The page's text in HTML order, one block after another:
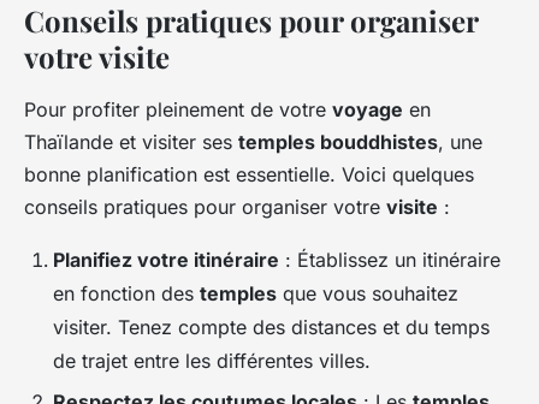
Conseils pratiques pour organiser
votre visite
Pour profiter pleinement de votre voyage en
Thaïlande et visiter ses temples bouddhistes, une
bonne planification est essentielle. Voici quelques
conseils pratiques pour organiser votre visite :
Planifiez votre itinéraire : Établissez un itinéraire
en fonction des temples que vous souhaitez
visiter. Tenez compte des distances et du temps
de trajet entre les différentes villes.